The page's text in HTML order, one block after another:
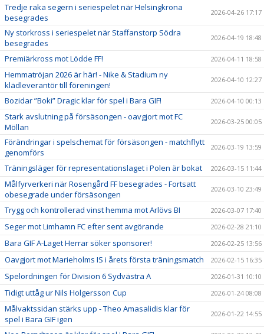
Tredje raka segern i seriespelet när Helsingkrona
besegrades
2026-04-26 17:17
Ny storkross i seriespelet när Staffanstorp Södra
besegrades
2026-04-19 18:48
Premiärkross mot Lödde FF! 2026-04-11 18:58
Hemmatröjan 2026 är här! - Nike & Stadium ny
klädleverantör till föreningen!
2026-04-10 12:27
Bozidar ”Boki” Dragic klar för spel i Bara GIF! 2026-04-10 00:13
Stark avslutning på försäsongen - oavgjort mot FC
Möllan
2026-03-25 00:05
Förändringar i spelschemat för försäsongen - matchflytt
genomförs
2026-03-19 13:59
Träningsläger för representationslaget i Polen är bokat 2026-03-15 11:44
Målfyrverkeri när Rosengård FF besegrades - Fortsatt
obesegrade under försäsongen
2026-03-10 23:49
Trygg och kontrollerad vinst hemma mot Arlövs BI 2026-03-07 17:40
Seger mot Limhamn FC efter sent avgörande 2026-02-28 21:10
Bara GIF A-Laget Herrar söker sponsorer! 2026-02-25 13:56
Oavgjort mot Marieholms IS i årets första träningsmatch 2026-02-15 16:35
Spelordningen för Division 6 Sydvästra A 2026-01-31 10:10
Tidigt uttåg ur Nils Holgersson Cup 2026-01-24 08:08
Målvaktssidan stärks upp - Theo Amasalidis klar för
spel i Bara GIF igen
2026-01-22 14:55